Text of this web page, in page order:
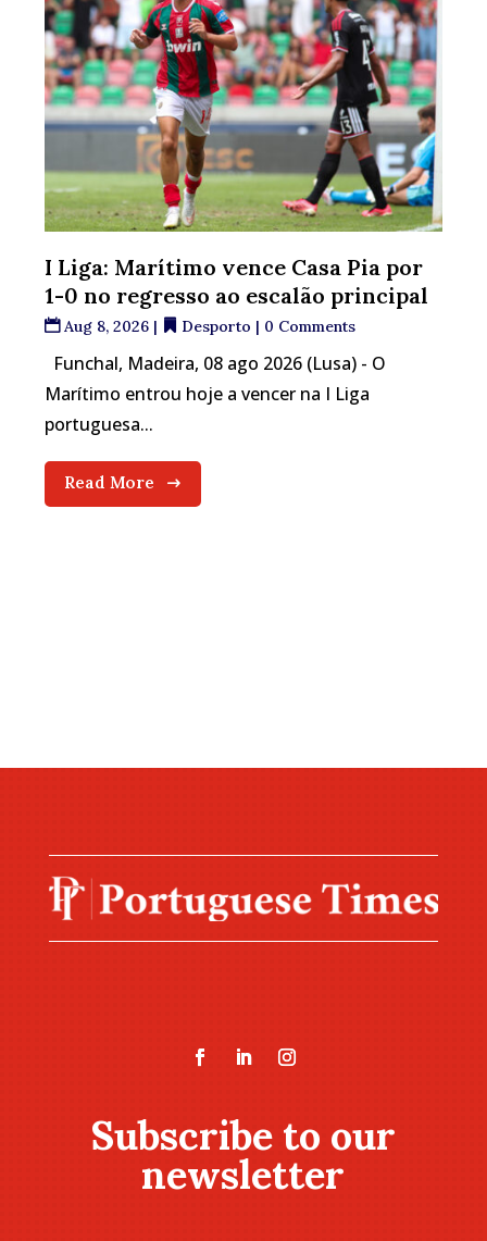
I Liga: Marítimo vence Casa Pia por
1-0 no regresso ao escalão principal
Aug 8, 2026 | Desporto | 0 Comments
Funchal, Madeira, 08 ago 2026 (Lusa) - O
Marítimo entrou hoje a vencer na I Liga
portuguesa...
Read More
Subscribe to our
newsletter